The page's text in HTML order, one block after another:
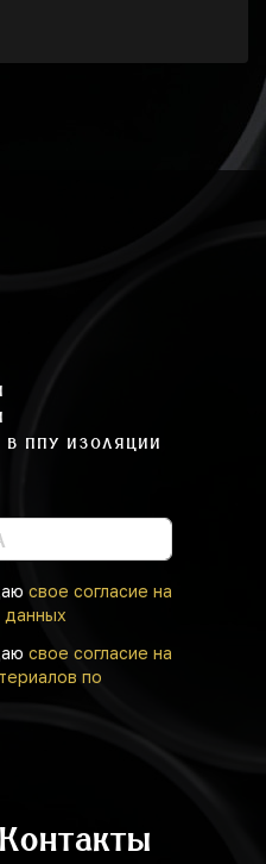
ППУ ИЗОЛЯЦИИ
свое согласие на
данных
свое согласие на
по
Контакты